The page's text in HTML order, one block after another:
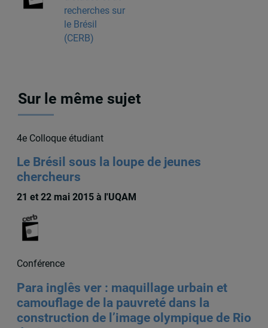
recherches sur
le Brésil
(CERB)
Sur le même sujet
4e Colloque étudiant
Le Brésil sous la loupe de jeunes
chercheurs
21 et 22 mai 2015 à l'UQAM
Conférence
Para inglês ver : maquillage urbain et
camouflage de la pauvreté dans la
construction de l’image olympique de Rio